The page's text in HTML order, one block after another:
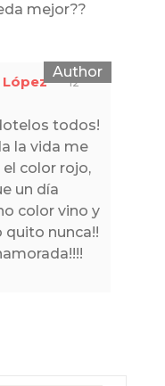
mejor??
López
12
todos!
la vida me
color rojo,
un día
color vino y
quito nunca!!